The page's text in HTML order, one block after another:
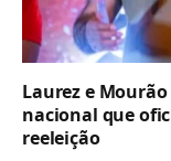
Laurez e
nacional que
reeleição